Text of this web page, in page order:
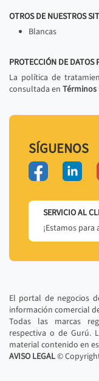
OTROS DE NUESTROS
Blancas
PROTECCIÓN DE DATOS
La política de
consultada en Términos
SÍGUENOS
SERVICIO AL
¡Estamos
El portal de negocios
información comercial
Todas las marcas
respectiva o de Gurú.
material contenido en
AVISO LEGAL©